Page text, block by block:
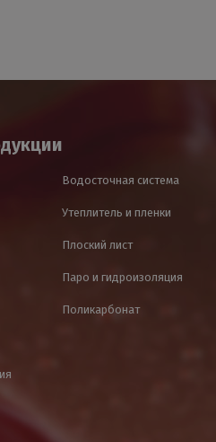
Водосточная система
Утеплитель и пленки
Плоский лист
Паро и гидроизоляция
Поликарбонат